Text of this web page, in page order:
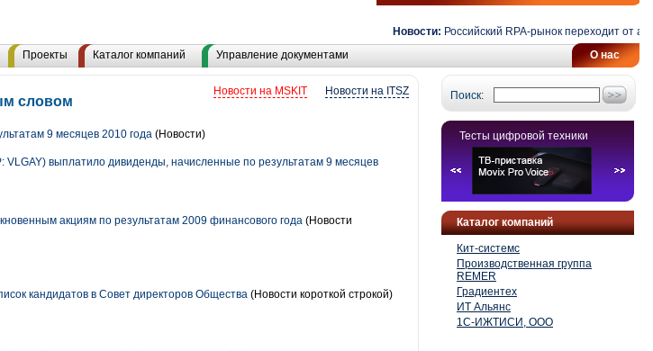
Новости: Российский RPA-рынок переходит от
О нас
Проекты Каталог компаний Управление документами
Поиск:
Тесты цифровой техники
Каталог компаний
Кит-системс
Производственная группа
REMER
Градиентех
ИТ Альянс
1С-ИЖТИСИ, ООО
Новости на ITSZ
Новости на MSKIT
словом
9 месяцев 2010 года (Новости)
выплатило дивиденды, начисленные по результатам 9 месяцев
акциям по результатам 2009 финансового года (Новости
кандидатов в Совет директоров Общества (Новости короткой строкой)